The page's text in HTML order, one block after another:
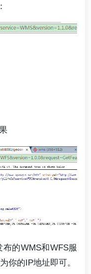
的WMS和WFS服
你的IP地址即可。